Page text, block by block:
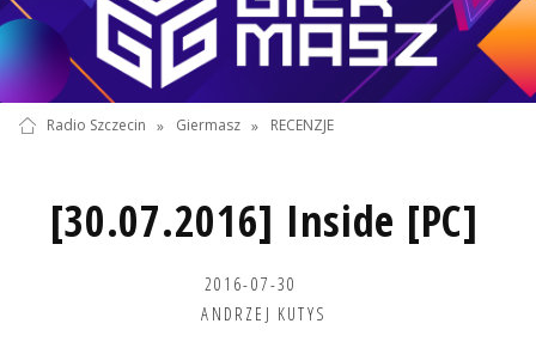
Radio Szczecin » Giermasz » RECENZJE
[30.07.2016] Inside [PC]
2016-07-30
ANDRZEJ KUTYS